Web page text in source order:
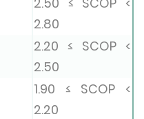
2.80
2.20 ≤ SCOP <
2.50
1.90 ≤ SCOP <
2.20